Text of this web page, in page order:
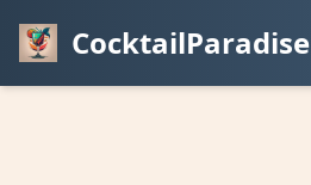
CocktailParadise